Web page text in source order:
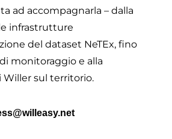
ad accompagnarla – dalla
infrastrutture
del dataset NeTEx, fino
monitoraggio e alla
sul territorio.